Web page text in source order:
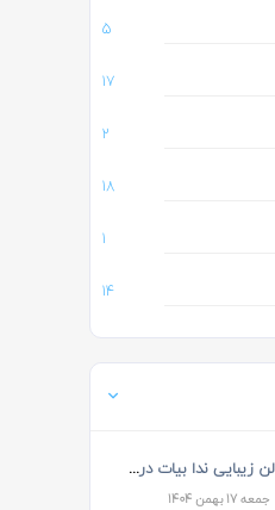
5
17
2
18
1
14
سالن زیبایی ندا بیات در غ...
جمعه 17 بهمن 1404